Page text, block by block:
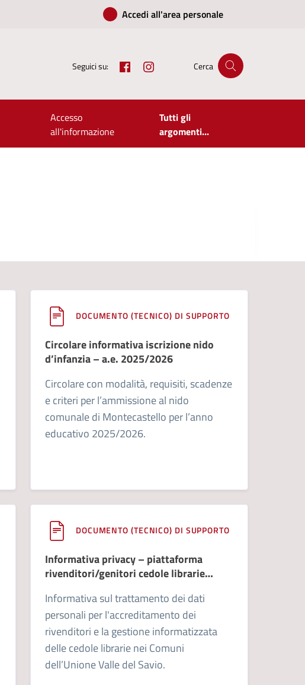
Accedi all'area personale
Seguici su: FacebookInstagramCerca
Accesso
all'informazione
Tutti gli
argomenti...
DOCUMENTO (TECNICO) DI SUPPORTO
Circolare informativa iscrizione nido
d’infanzia – a.e. 2025/2026
Circolare con modalità, requisiti, scadenze
e criteri per l’ammissione al nido
comunale di Montecastello per l’anno
educativo 2025/2026.
DOCUMENTO (TECNICO) DI SUPPORTO
Informativa privacy – piattaforma
rivenditori/genitori cedole librarie
Informativa sul trattamento dei dati
personali per l'accreditamento dei
rivenditori e la gestione informatizzata
delle cedole librarie nei Comuni
dell’Unione Valle del Savio.